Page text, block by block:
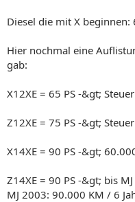
Diesel die mit X beginnen:
Hier nochmal eine
gab:
X12XE = 65 PS -&gt;
Z12XE = 75 PS -&gt;
X14XE = 90 PS -&gt;
Z14XE = 90 PS -&gt; bis
MJ 2003: 90.000 KM / 6